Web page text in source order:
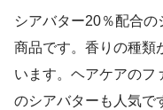
シアバター20％配合
商品です。香りの種類
います。ヘアケアのフ
のシアバターも人気で